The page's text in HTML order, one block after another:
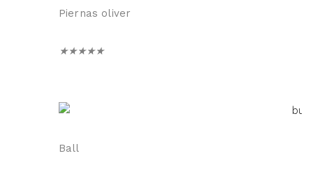
Piernas oliver
★★★★★
Ball